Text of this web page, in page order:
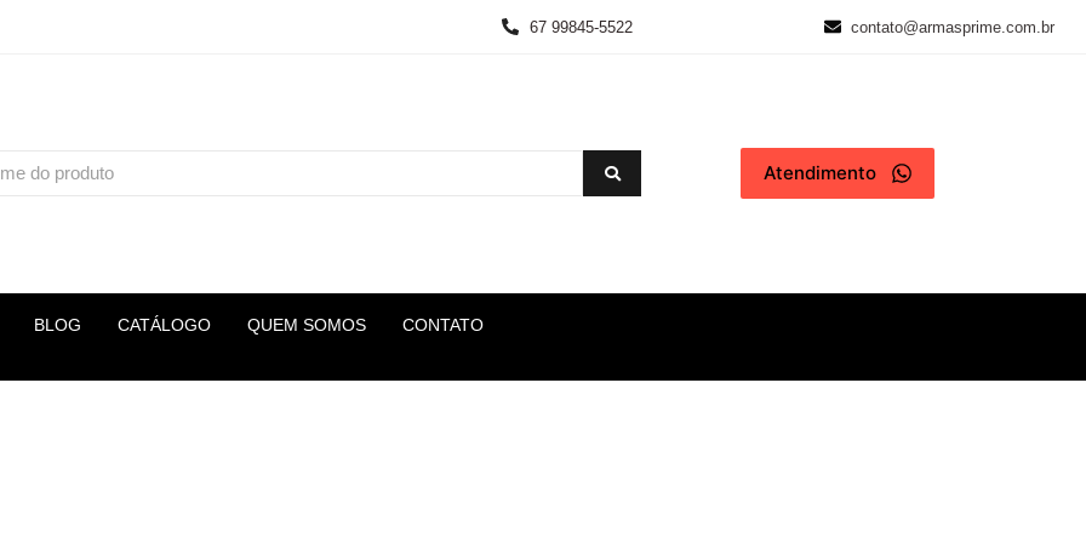
67 99845-5522 contato@armasprime.com.br
Atendimento
BLOG CATÁLOGO QUEM SOMOS CONTATO